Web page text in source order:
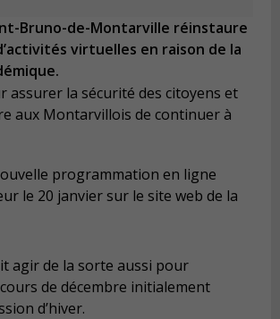
Bruno-de-Montarville réinstaure
virtuelles en raison de la
assurer la sécurité des citoyens et
aux Montarvillois de continuer à
programmation en ligne
le 20 janvier sur le site web de la
agir de la sorte aussi pour
de décembre initialement
d’hiver.